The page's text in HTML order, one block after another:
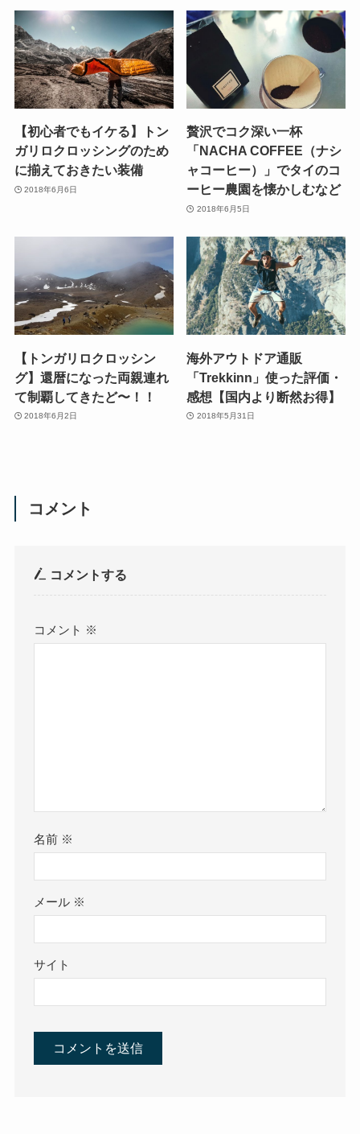
【初心者でもイケる】トン
ガリロクロッシングのため
に揃えておきたい装備
2018年6月6日
贅沢でコク深い一杯
「NACHA COFFEE（ナシ
ャコーヒー）」でタイのコ
ーヒー農園を懐かしむなど
2018年6月5日
【トンガリロクロッシン
グ】還暦になった両親連れ
て制覇してきたど〜！！
2018年6月2日
海外アウトドア通販
「Trekkinn」使った評価・
感想【国内より断然お得】
2018年5月31日
コメント
コメントする
コメント ※
名前 ※
メール ※
サイト